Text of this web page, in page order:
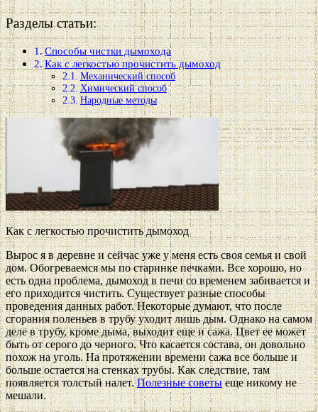
Разделы статьи:
Способы чистки дымохода
Как с легкостью прочистить дымоход
Механический способ
Химический способ
Народные методы
Как с легкостью прочистить дымоход
Вырос я в деревне и сейчас уже у меня есть своя семья и свой
дом. Обогреваемся мы по старинке печками. Все хорошо, но
есть одна проблема, дымоход в печи со временем забивается и
его приходится чистить. Существует разные способы
проведения данных работ. Некоторые думают, что после
сгорания поленьев в трубу уходит лишь дым. Однако на самом
деле в трубу, кроме дыма, выходит еще и сажа. Цвет ее может
быть от серого до черного. Что касается состава, он довольно
похож на уголь. На протяжении времени сажа все больше и
больше остается на стенках трубы. Как следствие, там
появляется толстый налет.Полезные советыеще никому не
мешали.